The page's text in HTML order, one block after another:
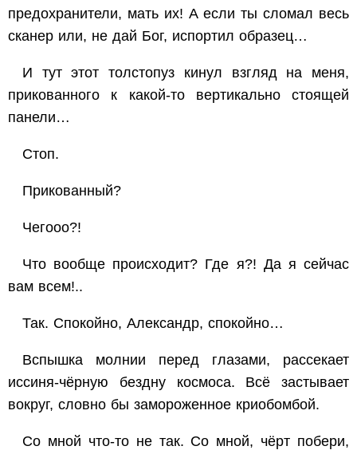
предохранители, мать их! А если ты сломал весь
сканер или, не дай Бог, испортил образец…
И тут этот толстопуз кинул взгляд на меня,
прикованного к какой-то вертикально стоящей
панели…
Стоп.
Прикованный?
Чегооо?!
Что вообще происходит? Где я?! Да я сейчас
вам всем!..
Так. Спокойно, Александр, спокойно…
Вспышка молнии перед глазами, рассекает
иссиня-чёрную бездну космоса. Всё застывает
вокруг, словно бы замороженное криобомбой.
Со мной что-то не так. Со мной, чёрт побери,